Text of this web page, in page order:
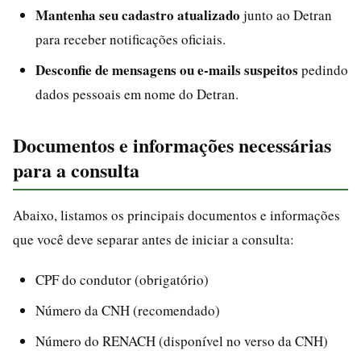
Mantenha seu cadastro atualizado junto ao Detran
para receber notificações oficiais.
Desconfie de mensagens ou e-mails suspeitos pedindo
dados pessoais em nome do Detran.
Documentos e informações necessárias
para a consulta
Abaixo, listamos os principais documentos e informações
que você deve separar antes de iniciar a consulta:
CPF do condutor (obrigatório)
Número da CNH (recomendado)
Número do RENACH (disponível no verso da CNH)